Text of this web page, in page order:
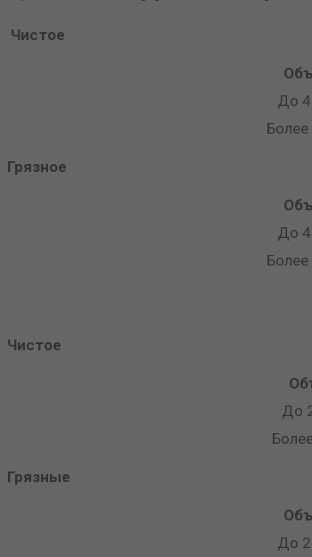
Чистое
До
Грязное
До
Чистое
До
Грязные
До